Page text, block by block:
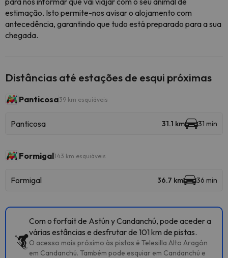
estimação. Isto permite-nos avisar o alojamento com
antecedência, garantindo que tudo está preparado para a sua
chegada.
Distâncias até estações de esqui próximas
Panticosa39 km esquiáveis
Panticosa 31.1 km 31 min
Formigal143 km esquiáveis
Formigal 36.7 km 36 min
Com o forfait de Astún y Candanchú, pode aceder a
várias estâncias e desfrutar de 101 km de pistas.
O acesso mais próximo às pistas é Telesilla Alto Aragón
em Candanchú. Também pode esquiar em Candanchú e